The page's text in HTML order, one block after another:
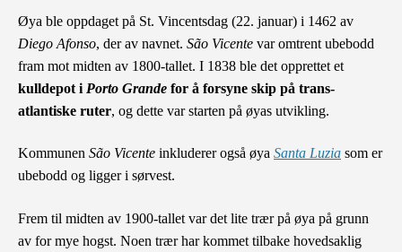
Øya ble oppdaget på St. Vincentsdag (22. januar) i 1462 av
Diego Afonso, der av navnet. São Vicente var omtrent ubebodd
fram mot midten av 1800-tallet. I 1838 ble det opprettet et
kulldepot i Porto Grande for å forsyne skip på trans-
atlantiske ruter, og dette var starten på øyas utvikling.
Kommunen São Vicente inkluderer også øya Santa Luzia som er
ubebodd og ligger i sørvest.
Frem til midten av 1900-tallet var det lite trær på øya på grunn
av for mye hogst. Noen trær har kommet tilbake hovedsaklig